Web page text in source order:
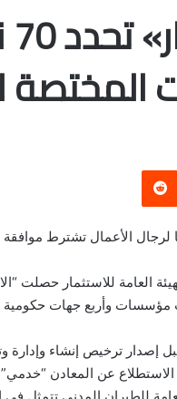
بينتيريست
العامة للاستثمار حصلت
مؤسسات وأربع جهات
إصدار ترخيص إنشاء
الاستطلاع عن المعادن